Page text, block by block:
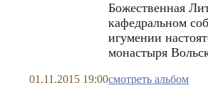
01.11.2015 19:00
Божественная
кафедральном
игумении
монастыря
смотреть альбом